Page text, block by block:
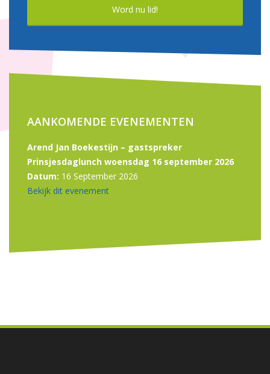
Word nu lid!
AANKOMENDE EVENEMENTEN
Arend Jan Boekestijn – gastspreker
Prinsjesdaglunch woensdag 16 september 2026
Datum: 16 September 2026
Bekijk dit evenement